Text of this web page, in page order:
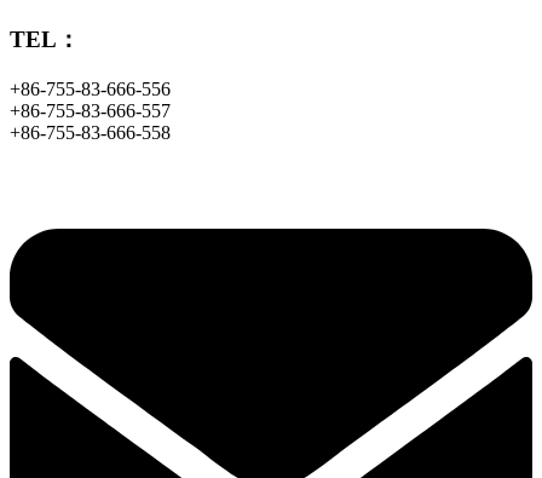
TEL：
+86-755-83-666-556
+86-755-83-666-557
+86-755-83-666-558